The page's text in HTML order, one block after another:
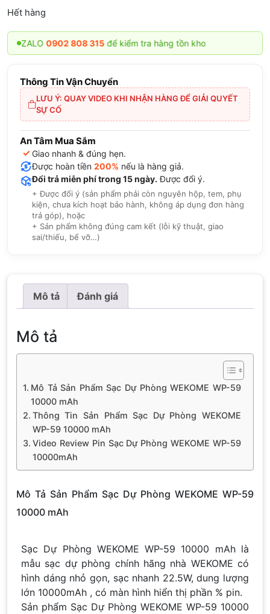
Hết hàng
ZALO0902 808 315để kiểm tra hàng tồn kho
Thông Tin Vận Chuyển
LƯU Ý: QUAY VIDEO KHI NHẬN HÀNG ĐỂ GIẢI QUYẾT
SỰ CỐ
An Tâm Mua Sắm
✓ Giao nhanh & đúng hẹn.
Được hoàn tiền 200% nếu là hàng giả.
Đổi trả miễn phí trong 15 ngày. Được đổi ý.
+ Được đổi ý (sản phẩm phải còn nguyên hộp, tem, phụ
kiện, chưa kích hoạt bảo hành, không áp dụng đơn hàng
trả góp), hoặc
+ Sản phẩm không đúng cam kết (lỗi kỹ thuật, giao
sai/thiếu, bể vỡ…)
Mô tả Đánh giá
Mô tả
Mô Tả Sản Phẩm Sạc Dự Phòng WEKOME WP-59
10000 mAh
Thông Tin Sản Phẩm Sạc Dự Phòng WEKOME
WP-59 10000 mAh
Video Review Pin Sạc Dự Phòng WEKOME WP-59
10000mAh
Mô Tả Sản Phẩm Sạc Dự Phòng WEKOME WP-59
10000 mAh
Sạc Dự Phòng WEKOME WP-59 10000 mAh là
mẫu sạc dự phòng chính hãng nhà WEKOME có
hình dáng nhỏ gọn, sạc nhanh 22.5W, dung lượng
lớn 10000mAh , có màn hình hiển thị phần % pin.
Sản phẩm Sạc Dự Phòng WEKOME WP-59 10000